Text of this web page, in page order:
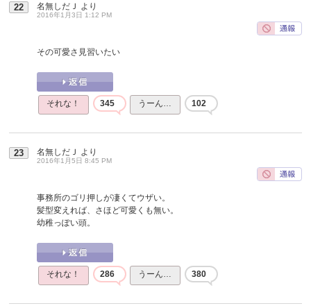
22 名無しだＪ より
2016年1月3日 1:12 PM
その可愛さ見習いたい
それな！ 345 うーん… 102
23 名無しだＪ より
2016年1月5日 8:45 PM
事務所のゴリ押しが凄くてウザい。
髪型変えれば、さほど可愛くも無い。
幼稚っぽい頭。
それな！ 286 うーん… 380